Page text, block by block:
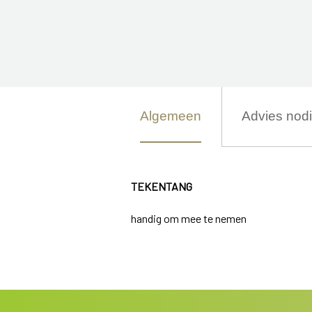
Algemeen Advies
TEKENTANG
handig om mee te nemen